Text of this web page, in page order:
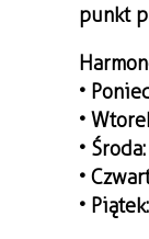
punkt
•
•
•
•
•